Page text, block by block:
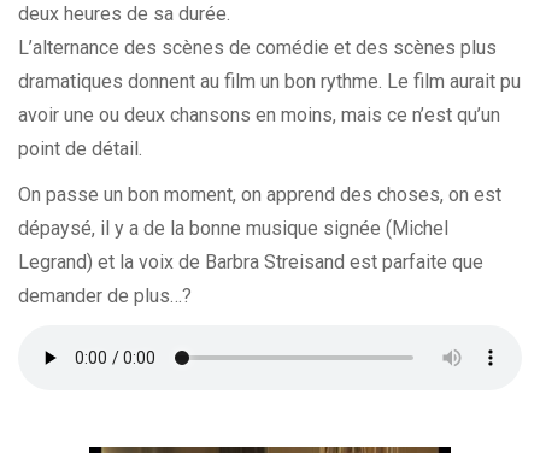
deux heures de sa durée.
L’alternance des scènes de comédie et des scènes plus
dramatiques donnent au film un bon rythme. Le film aurait pu
avoir une ou deux chansons en moins, mais ce n’est qu’un
point de détail.
On passe un bon moment, on apprend des choses, on est
dépaysé, il y a de la bonne musique signée (Michel
Legrand) et la voix de Barbra Streisand est parfaite que
demander de plus…?